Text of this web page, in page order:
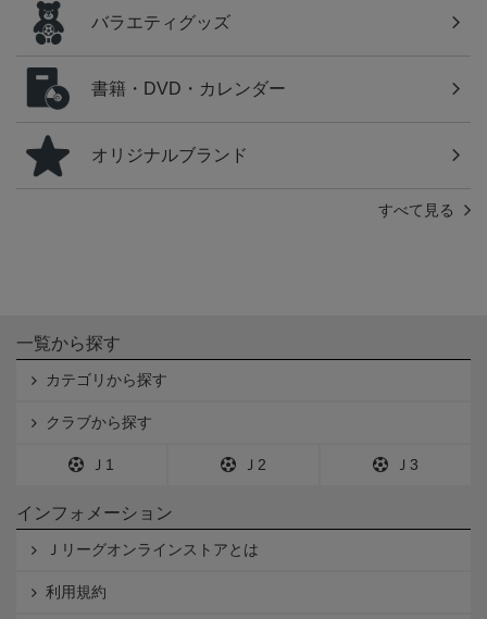
バラエティグッズ
書籍・DVD・カレンダー
オリジナルブランド
すべて見る
一覧から探す
カテゴリから探す
クラブから探す
Ｊ1 Ｊ2 Ｊ3
インフォメーション
Ｊリーグオンラインストアとは
利用規約